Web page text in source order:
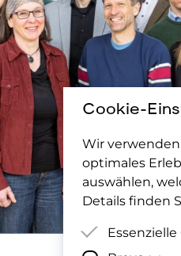
Cookie-
Wir
optimales
auswählen,
Details finden
Essenzielle